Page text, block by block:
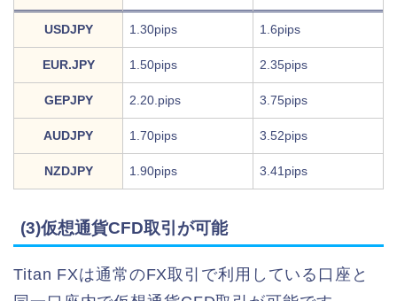
USDJPY 1.30pips 1.6pips
EUR.JPY 1.50pips 2.35pips
GEPJPY 2.20.pips 3.75pips
AUDJPY 1.70pips 3.52pips
NZDJPY 1.90pips 3.41pips
(3)仮想通貨CFD取引が可能
Titan FXは通常のFX取引で利用している口座と